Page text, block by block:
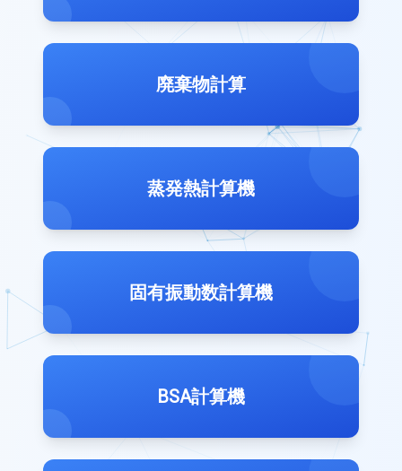
廃棄物計算
蒸発熱計算機
固有振動数計算機
BSA計算機